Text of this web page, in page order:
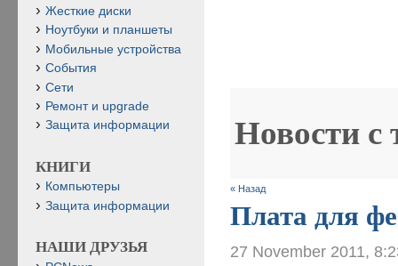
Новости с
« Назад
Плата для
27 November 2011,
Жесткие диски
Ноутбуки и планшеты
Мобильные устройства
События
Сети
Ремонт и upgrade
Защита информации
КНИГИ
Компьютеры
Защита информации
НАШИ ДРУЗЬЯ